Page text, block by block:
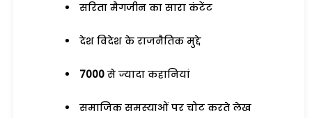
सरिता मैगजीन का सारा कंटेंट
देश विदेश के राजनैतिक मुद्दे
7000 से ज्यादा कहानियां
समाजिक समस्याओं पर चोट करते लेख